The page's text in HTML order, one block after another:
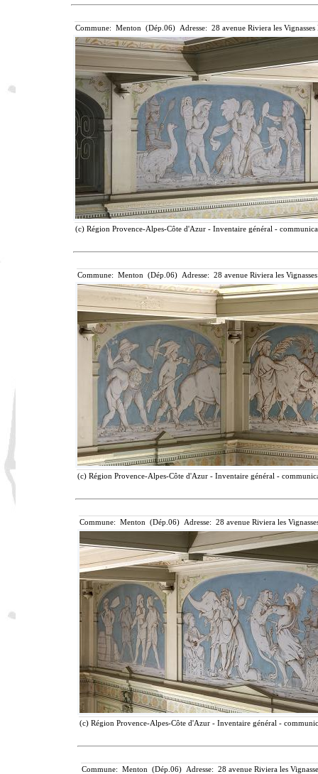
Commune: Menton (Dép.06) Adresse: 28 avenue Riviera les
(c) Région Provence-Alpes-Côte d'Azur - Inventaire général -
Commune: Menton (Dép.06) Adresse: 28 avenue Riviera les
(c) Région Provence-Alpes-Côte d'Azur - Inventaire général -
Commune: Menton (Dép.06) Adresse: 28 avenue Riviera les
(c) Région Provence-Alpes-Côte d'Azur - Inventaire général -
Commune: Menton (Dép.06) Adresse: 28 avenue Riviera les